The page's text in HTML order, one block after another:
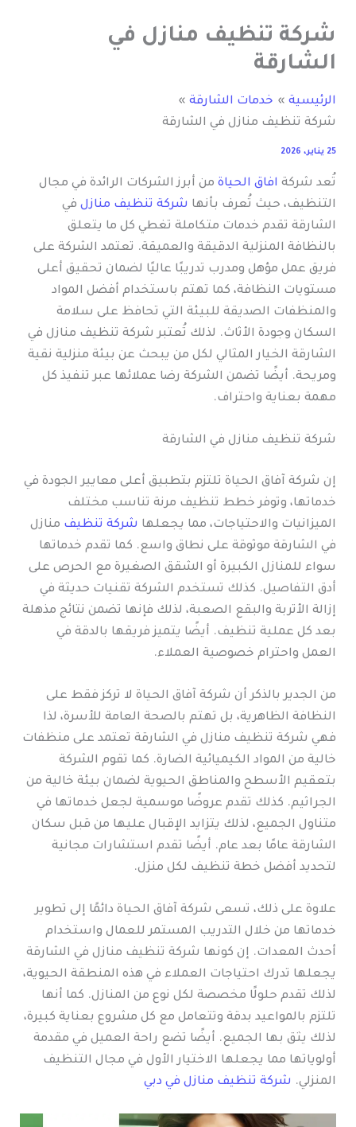
شركة تنظيف منازل في
الشارقة
الرئيسية
خدمات الشارقة
شركة تنظيف منازل في الشارقة
25 يناير، 2026
تُعد شركة افاق الحياة من أبرز الشركات الرائدة في مجال
التنظيف، حيث تُعرف بأنها شركة تنظيف منازل في
الشارقة تقدم خدمات متكاملة تغطي كل ما يتعلق
بالنظافة المنزلية الدقيقة والعميقة. تعتمد الشركة على
فريق عمل مؤهل ومدرب تدريبًا عاليًا لضمان تحقيق أعلى
مستويات النظافة، كما تهتم باستخدام أفضل المواد
والمنظفات الصديقة للبيئة التي تحافظ على سلامة
السكان وجودة الأثاث. لذلك تُعتبر شركة تنظيف منازل في
الشارقة الخيار المثالي لكل من يبحث عن بيئة منزلية نقية
ومريحة. أيضًا تضمن الشركة رضا عملائها عبر تنفيذ كل
مهمة بعناية واحتراف.
شركة تنظيف منازل في الشارقة
إن شركة آفاق الحياة تلتزم بتطبيق أعلى معايير الجودة في
خدماتها، وتوفر خطط تنظيف مرنة تناسب مختلف
الميزانيات والاحتياجات، مما يجعلها شركة تنظيف منازل
في الشارقة موثوقة على نطاق واسع. كما تقدم خدماتها
سواء للمنازل الكبيرة أو الشقق الصغيرة مع الحرص على
أدق التفاصيل. كذلك تستخدم الشركة تقنيات حديثة في
إزالة الأتربة والبقع الصعبة، لذلك فإنها تضمن نتائج مذهلة
بعد كل عملية تنظيف. أيضًا يتميز فريقها بالدقة في
العمل واحترام خصوصية العملاء.
من الجدير بالذكر أن شركة آفاق الحياة لا تركز فقط على
النظافة الظاهرية، بل تهتم بالصحة العامة للأسرة، لذا
فهي شركة تنظيف منازل في الشارقة تعتمد على منظفات
خالية من المواد الكيميائية الضارة. كما تقوم الشركة
بتعقيم الأسطح والمناطق الحيوية لضمان بيئة خالية من
الجراثيم. كذلك تقدم عروضًا موسمية لجعل خدماتها في
متناول الجميع، لذلك يتزايد الإقبال عليها من قبل سكان
الشارقة عامًا بعد عام. أيضًا تقدم استشارات مجانية
لتحديد أفضل خطة تنظيف لكل منزل.
علاوة على ذلك، تسعى شركة آفاق الحياة دائمًا إلى تطوير
خدماتها من خلال التدريب المستمر للعمال واستخدام
أحدث المعدات. إن كونها شركة تنظيف منازل في الشارقة
يجعلها تدرك احتياجات العملاء في هذه المنطقة الحيوية،
لذلك تقدم حلولًا مخصصة لكل نوع من المنازل. كما أنها
تلتزم بالمواعيد بدقة وتتعامل مع كل مشروع بعناية كبيرة،
لذلك يثق بها الجميع. أيضًا تضع راحة العميل في مقدمة
أولوياتها مما يجعلها الاختيار الأول في مجال التنظيف
المنزلي. شركة تنظيف منازل في دبي